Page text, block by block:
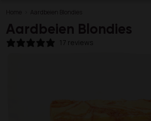
Home Aardbeien Blondies
Aardbeien Blondies
17 reviews